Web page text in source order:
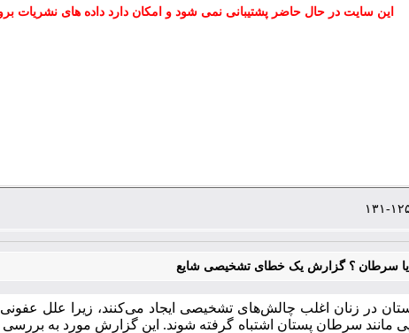
این سایت در حال حاضر پشتیبانی نمی شود و امکان دارد داده های نشریات
سرطان ؟ گزارش یک خطای تشخیصی شایع
در زنان اغلب چالش‌های تشخیصی ایجاد می‌کنند، زیرا علل